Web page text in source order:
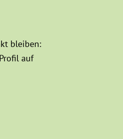
bleiben:
auf